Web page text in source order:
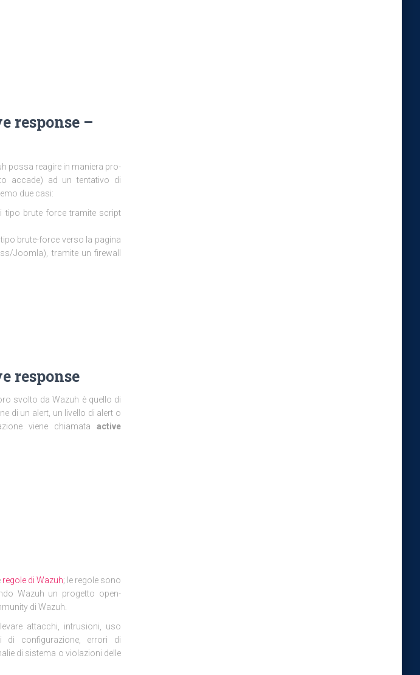
response –
possa reagire in maniera pro-
accade) ad un tentativo di
due casi:
tipo brute force tramite script
brute-force verso la pagina
Joomla), tramite un firewall
response
svolto da Wazuh è quello di
di un alert, un livello di alert o
viene chiamata active
regole di Wazuh; le regole sono
Wazuh un progetto open-
di Wazuh.
attacchi, intrusioni, uso
di configurazione, errori di
di sistema o violazioni delle